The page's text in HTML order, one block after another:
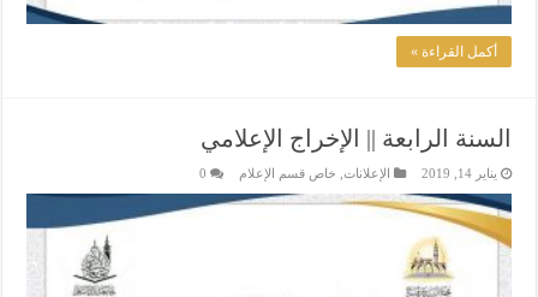
أكمل القراءة »
السنة الرابعة || الإخراج الإعلامي
يناير 14, 2019 الإعلانات, خاص قسم الإعلام 0